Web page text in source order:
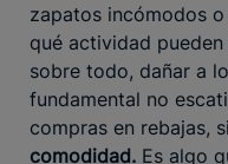
zapatos incómodos
qué actividad
sobre todo, dañar a
fundamental no
compras en rebajas,
comodidad. Es algo